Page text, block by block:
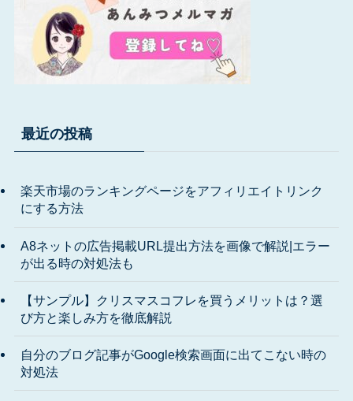
最近の投稿
楽天市場のランキングページをアフィリエイトリンク
にする方法
A8ネットの広告掲載URL提出方法を画像で解説|エラー
が出る時の対処法も
【サンプル】クリスマスコフレを買うメリットは？選
び方と楽しみ方を徹底解説
自分のブログ記事がGoogle検索画面に出てこない時の
対処法